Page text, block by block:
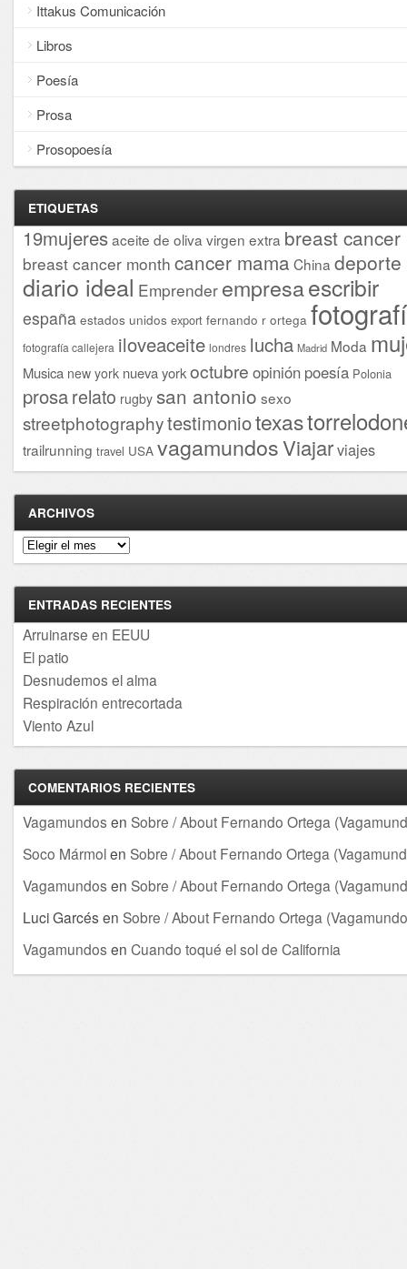
Ittakus Comunicación
Libros
Poesía
Prosa
Prosopoesía
ETIQUETAS
19mujeresaceite de oliva virgen extra breast cancer
breast cancer month cancer mama China deporte
diario ideal Emprender empresaescribir
españa estados unidos export fernando r ortega
fotografía callejera iloveaceite londres lucha Madrid Moda
Musica new york nueva yorkoctubre opinión poesía Polonia
prosarelato rugby san antonio sexo
streetphotographytestimoniotexas
trailrunning travel USA vagamundosViajarviajes
ARCHIVOS
Archivos
ENTRADAS RECIENTES
Arruinarse en EEUU
El patio
Desnudemos el alma
Respiración entrecortada
Viento Azul
COMENTARIOS RECIENTES
Vagamundos en Sobre / About Fernando Ortega
Soco Mármolen Sobre / About Fernando Ortega
Vagamundos en Sobre / About Fernando Ortega
Luci Garcés en Sobre / About Fernando Ortega
Vagamundos en Cuando toqué el sol de California